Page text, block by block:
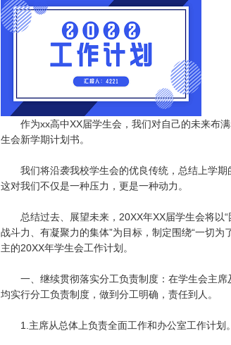
作为xx高中XX届学生会，我们对自己的未来布满
生会新学期计划书。
我们将沿袭我校学生会的优良传统，总结上学期
这对我们不仅是一种压力，更是一种动力。
总结过去、展望未来，20XX年XX届学生会将以“
战斗力、有凝聚力的集体”为目标，制定围绕“一切
主的20XX年学生会工作计划。
一、继续贯彻落实分工负责制度：在学生会主席
均实行分工负责制度，做到分工明确，责任到人。
1.主席从总体上负责全面工作和办公室工作计划。